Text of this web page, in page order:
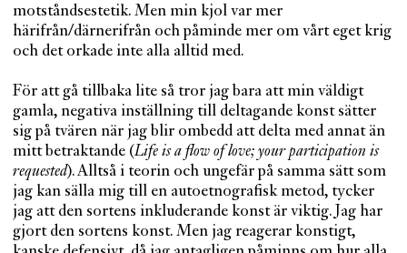
motståndsestetik. Men min kjol var mer
härifrån/därnerifrån och påminde mer om vårt eget krig
och det orkade inte alla alltid med.
För att gå tillbaka lite så tror jag bara att min väldigt
gamla, negativa inställning till deltagande konst sätter
sig på tvären när jag blir ombedd att delta med annat än
mitt betraktande (Life is a flow of love; your participation is
requested). Alltså i teorin och ungefär på samma sätt som
jag kan sälla mig till en autoetnografisk metod, tycker
jag att den sortens inkluderande konst är viktig. Jag har
gjort den sortens konst. Men jag reagerar konstigt,